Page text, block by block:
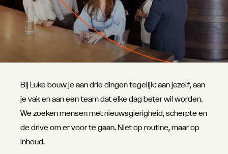
Bij Luke bouw je aan drie dingen tegelijk: aan jezelf, aan
je vak en aan een team dat elke dag beter wil worden.
We zoeken mensen met nieuwsgierigheid, scherpte en
de drive om er voor te gaan. Niet op routine, maar op
inhoud.